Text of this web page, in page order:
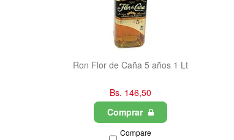
Ron Flor de Caña 5 años 1 Lt
Bs. 146,50
Comprar
Compare